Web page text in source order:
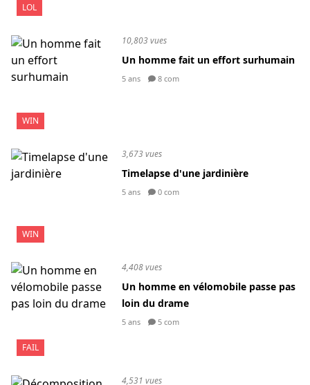
LOL
WIN
10,803 vues
Un homme fait un effort surhumain
5 ans 8 com
WIN
3,673 vues
Timelapse d'une jardinière
5 ans 0 com
FAIL
4,408 vues
Un homme en vélomobile passe pas
loin du drame
5 ans 5 com
4,531 vues